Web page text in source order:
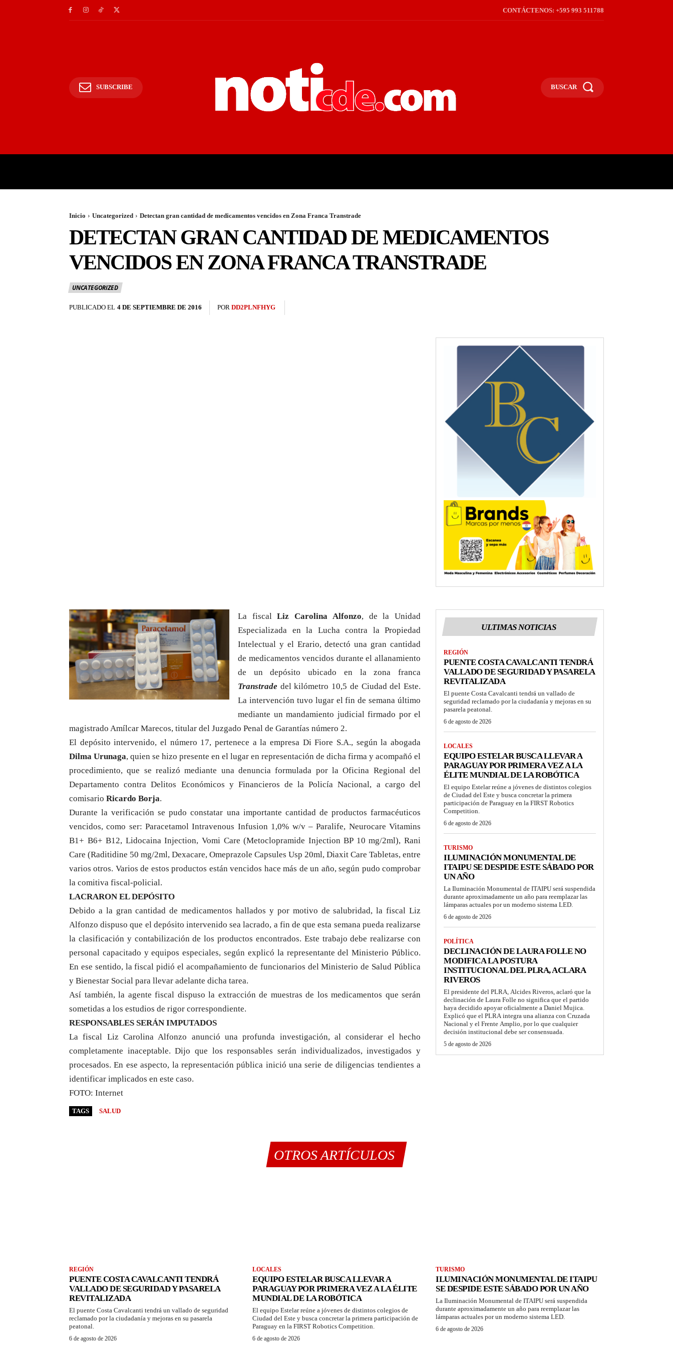
CONTÁCTENOS: +595 993 511788
SUBSCRIBE BUSCAR
Inicio Uncategorized Detectan gran cantidad de medicamentos vencidos en Zona Franca Transtrade
DETECTAN GRAN CANTIDAD DE MEDICAMENTOS
VENCIDOS EN ZONA FRANCA TRANSTRADE
UNCATEGORIZED
PUBLICADO EL 4 DE SEPTIEMBRE DE 2016 POR DD2PLNFHYG
La fiscalLiz Carolina Alfonzo, de la Unidad
Especializada en la Lucha contra la Propiedad
Intelectual y el Erario, detectó una gran cantidad
de medicamentos vencidos durante el allanamiento
de un depósito ubicado en la zona franca
Transtrade del kilómetro 10,5 de Ciudad del Este.
La intervención tuvo lugar el fin de semana último
mediante un mandamiento judicial firmado por el
magistrado Amílcar Marecos, titular del Juzgado Penal de Garantías número 2.
El depósito intervenido, el número 17, pertenece a la empresa Di Fiore S.A., según la abogada
Dilma Urunaga, quien se hizo presente en el lugar en representación de dicha firma y acompañó el
procedimiento, que se realizó mediante una denuncia formulada por la Oficina Regional del
Departamento contra Delitos Económicos y Financieros de la Policía Nacional, a cargo del
comisario Ricardo Borja.
Durante la verificación se pudo constatar una importante cantidad de productos farmacéuticos
vencidos, como ser: Paracetamol Intravenous Infusion 1,0% w/v – Paralife, Neurocare Vitamins
B1+ B6+ B12, Lidocaina Injection, Vomi Care (Metoclopramide Injection BP 10 mg/2ml), Rani
Care (Raditidine 50 mg/2ml, Dexacare, Omeprazole Capsules Usp 20ml, Diaxit Care Tabletas, entre
varios otros. Varios de estos productos están vencidos hace más de un año, según pudo comprobar
la comitiva fiscal-policial.
LACRARON EL DEPÓSITO
Debido a la gran cantidad de medicamentos hallados y por motivo de salubridad, la fiscal Liz
Alfonzo dispuso que el depósito intervenido sea lacrado, a fin de que esta semana pueda realizarse
la clasificación y contabilización de los productos encontrados. Este trabajo debe realizarse con
personal capacitado y equipos especiales, según explicó la representante del Ministerio Público.
En ese sentido, la fiscal pidió el acompañamiento de funcionarios del Ministerio de Salud Pública
y Bienestar Social para llevar adelante dicha tarea.
Así también, la agente fiscal dispuso la extracción de muestras de los medicamentos que serán
sometidas a los estudios de rigor correspondiente.
RESPONSABLES SERÁN IMPUTADOS
La fiscal Liz Carolina Alfonzo anunció una profunda investigación, al considerar el hecho
completamente inaceptable. Dijo que los responsables serán individualizados, investigados y
procesados. En ese aspecto, la representación pública inició una serie de diligencias tendientes a
identificar implicados en este caso.
FOTO: Internet
TAGS SALUD
ULTIMAS NOTICIAS
REGIÓN
PUENTE COSTA CAVALCANTI TENDRÁ
VALLADO DE SEGURIDAD Y PASARELA
REVITALIZADA
El puente Costa Cavalcanti tendrá un vallado de
seguridad reclamado por la ciudadanía y mejoras en su
pasarela peatonal.
6 de agosto de 2026
LOCALES
EQUIPO ESTELAR BUSCA LLEVAR A
PARAGUAY POR PRIMERA VEZ A LA
ÉLITE MUNDIAL DE LA ROBÓTICA
El equipo Estelar reúne a jóvenes de distintos colegios
de Ciudad del Este y busca concretar la primera
participación de Paraguay en la FIRST Robotics
Competition.
6 de agosto de 2026
TURISMO
ILUMINACIÓN MONUMENTAL DE
ITAIPU SE DESPIDE ESTE SÁBADO POR
UN AÑO
La Iluminación Monumental de ITAIPU será suspendida
durante aproximadamente un año para reemplazar las
lámparas actuales por un moderno sistema LED.
6 de agosto de 2026
POLÍTICA
DECLINACIÓN DE LAURA FOLLE NO
MODIFICA LA POSTURA
INSTITUCIONAL DEL PLRA, ACLARA
RIVEROS
El presidente del PLRA, Alcides Riveros, aclaró que la
declinación de Laura Folle no significa que el partido
haya decidido apoyar oficialmente a Daniel Mujica.
Explicó que el PLRA integra una alianza con Cruzada
Nacional y el Frente Amplio, por lo que cualquier
decisión institucional debe ser consensuada.
5 de agosto de 2026
OTROS ARTÍCULOS
REGIÓN
PUENTE COSTA CAVALCANTI TENDRÁ
VALLADO DE SEGURIDAD Y PASARELA
REVITALIZADA
El puente Costa Cavalcanti tendrá un vallado de seguridad
reclamado por la ciudadanía y mejoras en su pasarela
peatonal.
6 de agosto de 2026
LOCALES
EQUIPO ESTELAR BUSCA LLEVAR A
PARAGUAY POR PRIMERA VEZ A LA ÉLITE
MUNDIAL DE LA ROBÓTICA
El equipo Estelar reúne a jóvenes de distintos colegios de
Ciudad del Este y busca concretar la primera participación de
Paraguay en la FIRST Robotics Competition.
6 de agosto de 2026
TURISMO
ILUMINACIÓN MONUMENTAL DE ITAIPU
SE DESPIDE ESTE SÁBADO POR UN AÑO
La Iluminación Monumental de ITAIPU será suspendida
durante aproximadamente un año para reemplazar las
lámparas actuales por un moderno sistema LED.
6 de agosto de 2026